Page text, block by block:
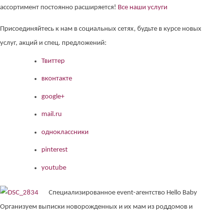
ассортимент постоянно расширяется! Все наши услуги
Присоединяйтесь к нам в социальных сетях, будьте в курсе новых
услуг, акций и спец. предложений:
Твиттер
вконтакте
google+
mail.ru
одноклассники
pinterest
youtube
Специализированное event-агентство Hello Baby
Организуем выписки новорожденных и их мам из роддомов и